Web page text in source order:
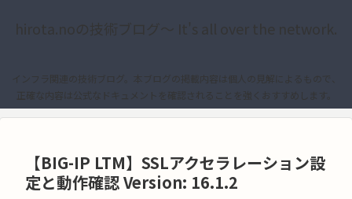
hirota.noの技術ブログ〜 It's all over the network.
インフラ関連の技術ブログ。本ブログの掲載内容は個人の見解によるもので、
正確な内容は公式なドキュメントを確認されることを強くおすすめします。
【BIG-IP LTM】SSLアクセラレーション設
定と動作確認 Version: 16.1.2